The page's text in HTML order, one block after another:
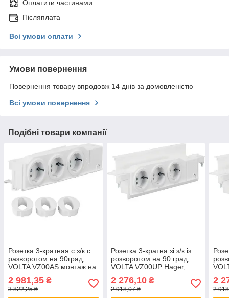
Оплатити частинами
Післяплата
Всі умови оплати
Умови повернення
Повернення товару впродовж 14 днів за домовленістю
Всі умови повернення
Подібні товари компанії
Розетка 3-кратная с з/к с
разворотом на 90град,
VOLTA VZ00AS монтаж на
Hager, (Smart Rozetka)
2 981,35 ₴
3 822,25 ₴
Розетка 3-кратна зі з/к із
розворотом на 90 град,
VOLTA VZ00UP Hager,
мультимедійний, шафа
2 276,10₴
2 918,07 ₴
2
2